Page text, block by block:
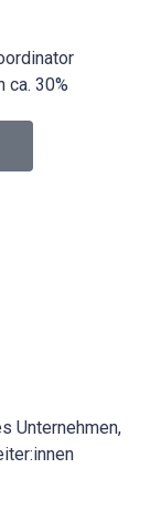
ca. 30%
Unternehmen,